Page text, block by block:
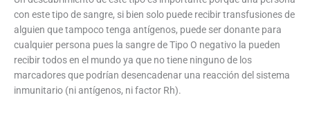
con este tipo de sangre, si bien solo puede recibir transfusiones de
alguien que tampoco tenga antígenos, puede ser donante para
cualquier persona pues la sangre de Tipo O negativo la pueden
recibir todos en el mundo ya que no tiene ninguno de los
marcadores que podrían desencadenar una reacción del sistema
inmunitario (ni antígenos, ni factor Rh).